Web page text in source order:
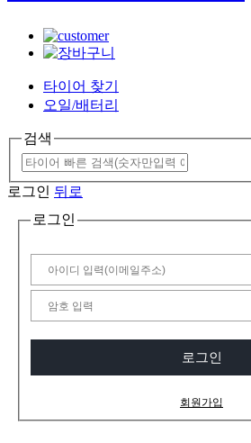
타이어 찾기
오일/배터리
검색
로그인 뒤로
로그인
로그인
회원가입